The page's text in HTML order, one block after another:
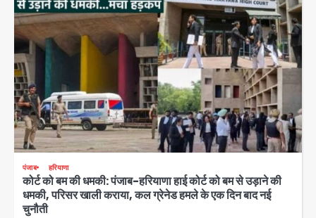
पंजाब हरियाणा
कोर्ट को बम की धमकी: पंजाब-हरियाणा हाई कोर्ट को बम से उड़ाने की
धमकी, परिसर खाली कराया, कल ग्रेनेड हमले के एक दिन बाद नई
चुनौती
3
Al Hasan’s house: शेख हसीना की
वर्चुअल प्रेस कॉन्फ्रेंस में जुड़ने पर भड़का
गुस्सा, शाकिब अल हसन के मगुरा स्थित घर पर
पेट्रोल बम से हमला
Avinash Kumar
4
Rasra Assembly seat: बसपा के
इकलौते विधायक उमाशंकर सिंह का निधन, दो
साल से कैंसर से जूझ रहे थे
Avinash Kumar
डीएम अस्मिता लाल ने गोद में उठाकर दिया
अपनत्व का सहारा
Team JHJ